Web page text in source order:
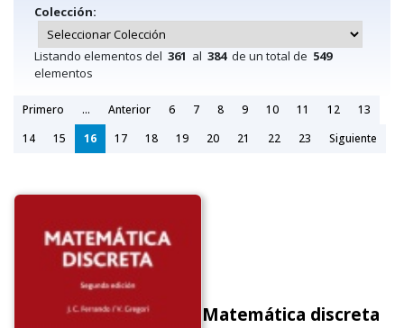
Colección:
Listando elementos del 361 al 384de un total de 549
elementos
Primero ... Anterior 6 7 8 9 10 11 12
13
14
15 16 17 18 19 20 21 22 23 Siguiente
Matemática discreta